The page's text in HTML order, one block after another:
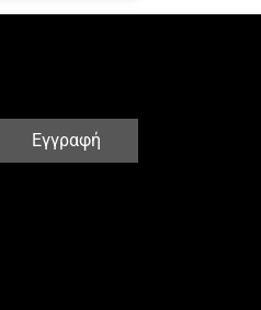
Εγγραφή